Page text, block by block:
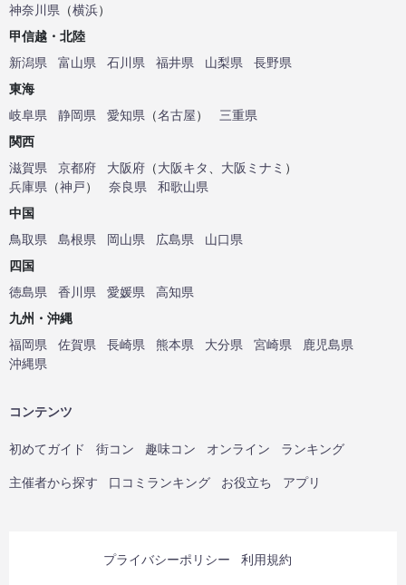
神奈川県 （横浜）
甲信越・北陸
新潟県
富山県 石川県 福井県 山梨県
長野県
東海
岐阜県
静岡県 愛知県 （名古屋）
三重県
関西
滋賀県
京都府 大阪府 （大阪キタ 大阪ミナミ ）
兵庫県 （神戸） 奈良県
和歌山県
中国
鳥取県
島根県 岡山県 広島県
山口県
四国
徳島県
香川県 愛媛県
高知県
九州・沖縄
福岡県
佐賀県 長崎県 熊本県 大分県 宮崎県
鹿児島県
沖縄県
コンテンツ
初めてガイド 街コン 趣味コン オンライン ランキング
主催者から探す 口コミランキング お役立ち アプリ
プライバシーポリシー 利用規約